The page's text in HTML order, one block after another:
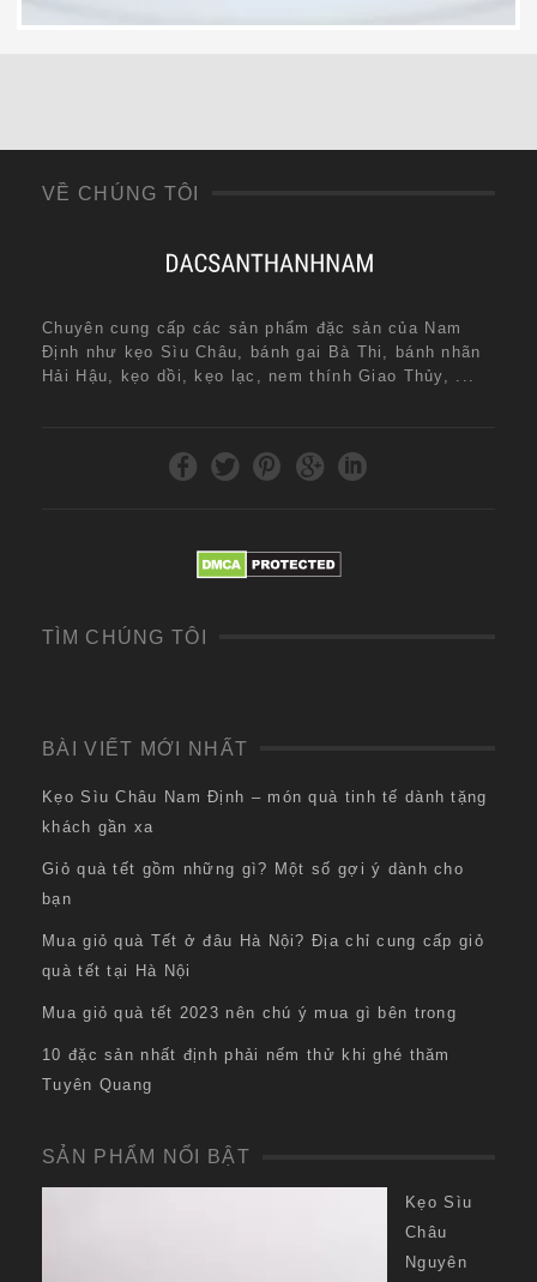
VỀ CHÚNG TÔI
Chuyên cung cấp các sản phẩm đặc sản của Nam
Định như kẹo Sìu Châu, bánh gai Bà Thi, bánh nhãn
Hải Hậu, kẹo dồi, kẹo lạc, nem thính Giao Thủy, ...
TÌM CHÚNG TÔI
BÀI VIẾT MỚI NHẤT
Kẹo Sìu Châu Nam Định – món quà tinh tế dành tặng
khách gần xa
Giỏ quà tết gồm những gì? Một số gợi ý dành cho
bạn
Mua giỏ quà Tết ở đâu Hà Nội? Địa chỉ cung cấp giỏ
quà tết tại Hà Nội
Mua giỏ quà tết 2023 nên chú ý mua gì bên trong
10 đặc sản nhất định phải nếm thử khi ghé thăm
Tuyên Quang
SẢN PHẨM NỔI BẬT
Kẹo Sìu
Châu
Nguyên